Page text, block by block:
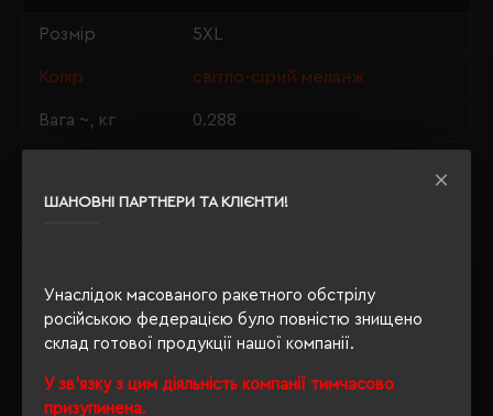
ШАНОВНІ ПАРТНЕРИ ТА КЛІЄНТИ!
Унаслідок масованого ракетного обстрілу
російською федерацією було повністю знищено
склад готової продукції нашої компанії.
У зв'язку з цим діяльність компанії тимчасово
призупинена.
Розмір 5XL
Колір світло-сірий меланж
Вага ~, кг 0.288
Стать унісекс
Щільність 190 г/м²
Розпакування